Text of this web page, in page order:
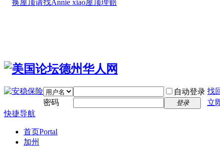
自动登录 找
密码
登录
立
快捷导航
首页Portal
加州